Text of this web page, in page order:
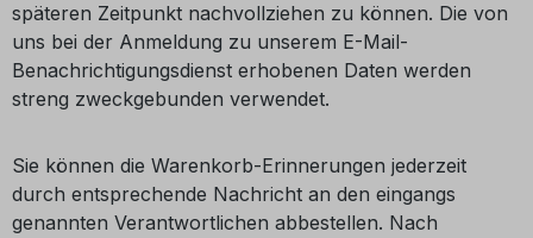
späteren Zeitpunkt nachvollziehen zu können. Die von
uns bei der Anmeldung zu unserem E-Mail-
Benachrichtigungsdienst erhobenen Daten werden
streng zweckgebunden verwendet.
Sie können die Warenkorb-Erinnerungen jederzeit
durch entsprechende Nachricht an den eingangs
genannten Verantwortlichen abbestellen. Nach